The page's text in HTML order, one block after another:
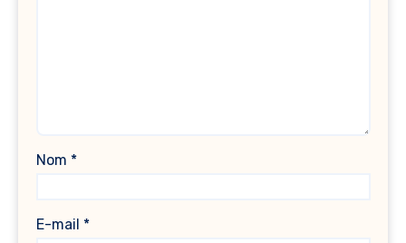
Nom *
E-mail *